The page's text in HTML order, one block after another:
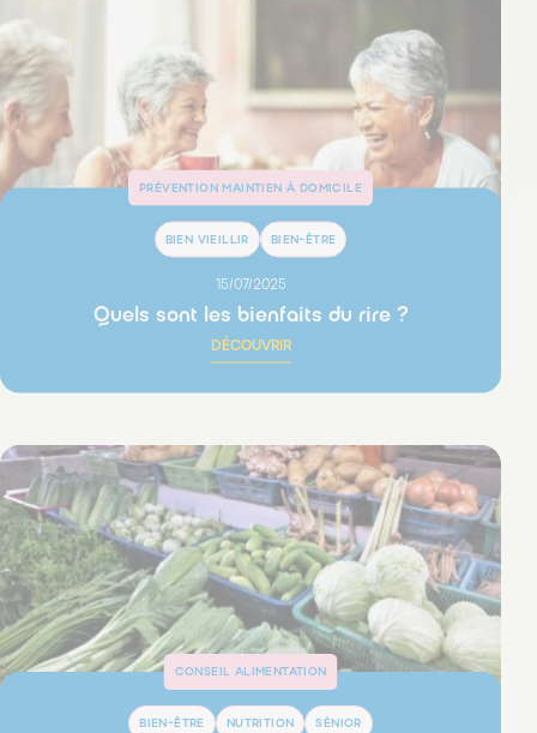
PRÉVENTION MAINTIEN À DOMICILE
BIEN VIEILLIR BIEN-ÊTRE
15/07/2025
Quels sont les bienfaits du rire ?
DÉCOUVRIR
CONSEIL ALIMENTATION
BIEN-ÊTRE NUTRITION SÉNIOR